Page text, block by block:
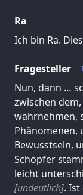
Ra
Ich bin Ra.
Fragesteller
Nun, dann …
zwischen
wahrnehmen,
Phänomenen,
Bewusstsein,
Schöpfer
leicht
[undeutlich].